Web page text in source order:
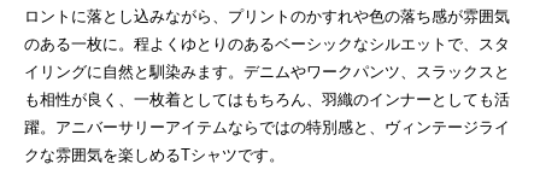
ロントに落とし込みながら、プリントのかすれや色の落ち感が雰囲気
のある一枚に。程よくゆとりのあるベーシックなシルエットで、スタ
イリングに自然と馴染みます。デニムやワークパンツ、スラックスと
も相性が良く、一枚着としてはもちろん、羽織のインナーとしても活
躍。アニバーサリーアイテムならではの特別感と、ヴィンテージライ
クな雰囲気を楽しめるTシャツです。